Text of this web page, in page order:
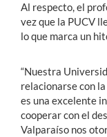
Al respecto, el
vez que la PUCV
lo que marca un
“Nuestra
relacionarse con
es una excelente
cooperar con el
Valparaíso nos